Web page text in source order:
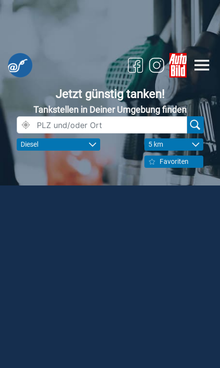
Jetzt günstig tanken!
Tankstellen in Deiner Umgebung finden
Diesel 5 km
Favoriten